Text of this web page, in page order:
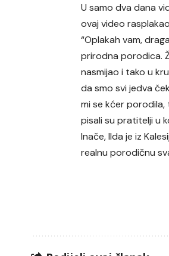
U samo dva dana
ovaj video
“Oplakah vam,
prirodna porodica.
nasmijao i tako u
da smo svi jedva
mi se kćer porodila,
pisali su pratitelji u
Inače, Ilda je iz
realnu porodičnu